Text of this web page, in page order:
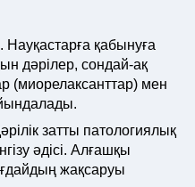
қабынуға
дәрілер, сондай-ақ
(миорелаксанттар) мен
затты патологиялық
әдісі. Алғашқы
жақсаруы